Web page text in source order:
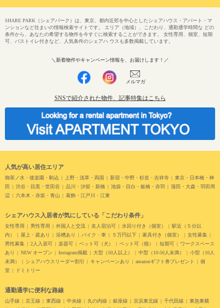
人気が高い居住エリア
御茶ノ水・後楽園・駒込 上野・浅草・両国 新宿・中野・杉並・吉祥寺
東京・日本橋・神
田
渋谷・目黒・世田谷 品川・汐留・新橋 池袋・目白・板橋・赤羽
蒲田・大森・羽田周
辺
六本木・赤坂・青山 葛飾・江戸川・江東
シェアハウス入居者が気にしている「こだわり条件」
女性専用 男性専用 外国人と交流 友人宿泊可 水回り付き（個室）
駅近（５分以
内）
屋上・庭あり 浴槽あり バイク・車 ５万円以下 家具付き（個室）
女性募集
男性募集
2人入居可 楽器可 ペット可（犬） ペット可（猫） 短期可
ワークスペース
あり
NEW オープン Instagram掲載 大型（50人以上） 中型（10-50人未満）
小型（10人
未満）
シェアハウスリーダー割引 キャンペーンあり amazonギフト券プレゼント
個
室
ドミトリー
通勤通学に便利な路線
山手線 京王線 東西線 中央線 丸の内線 銀座線 京浜東北線 千代田線
東急東横
SHARE PARK（シェアパーク）は、東京、都内近郊を中心としたシェアハウス・アパート・マ
ンションなど住まいの情報検索サイトです。 エリア（地域）、こだわり、通勤通学時間な どの
条件から、あなたの希望する物件を今すぐに検索することができます。 女性専用、個室、短期
可、バストイレ付きなど、人気条件のシェアハ ウスも多数掲載しています。
＼新着物件やキャンペーン情報を、お届けします！／
メルマガ
SNSで紹介された物件、記事特集はこちら